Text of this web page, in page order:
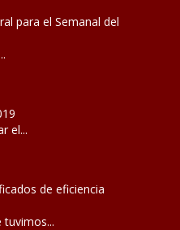
para el Semanal del
el...
de eficiencia
tuvimos...